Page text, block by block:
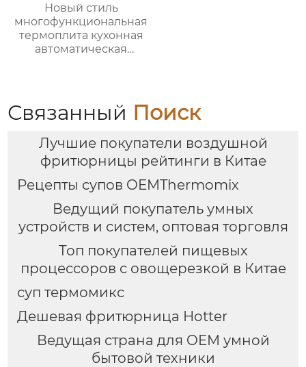
Новый стиль
многофункциональная
термоплита кухонная
автоматическая
новый термомиксер t6
Связанный Поиск
Лучшие покупатели воздушной
фритюрницы рейтинги в Китае
Рецепты супов OEMThermomix
Ведущий покупатель умных
устройств и систем, оптовая торговля
Топ покупателей пищевых
процессоров с овощерезкой в Китае
суп термомикс
Дешевая фритюрница Hotter
Ведущая страна для OEM умной
бытовой техники